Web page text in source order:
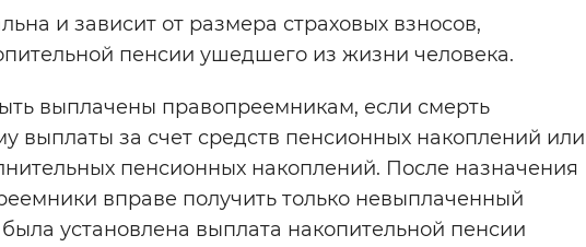
и зависит от размера страховых взносов,
пенсии ушедшего из жизни человека.
выплачены правопреемникам, если смерть
выплаты за счет средств пенсионных накоплений или
пенсионных накоплений. После назначения
вправе получить только невыплаченный
установлена выплата накопительной пенсии